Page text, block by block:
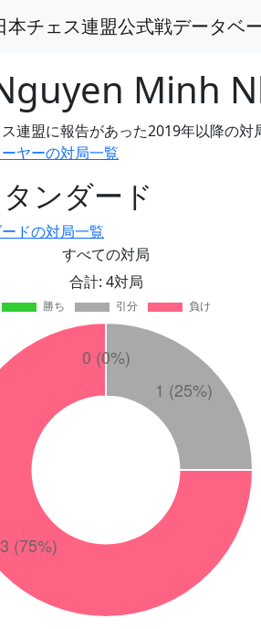
本チェス連盟公式戦データベ
Minh
連盟に報告があった2019年以降の対
ヤーの対局一覧
ンダード
ドの対局一覧
すべての対局
合計: 4対局